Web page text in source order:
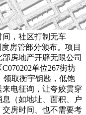
，社区打制无车
房管部分颁布。项目
房地产开辟无限公司
单位267街坊
领取衡宇钥匙，低饱
电征询，让夸姣贯穿
（如地址、面积、户
房时间、也不需要考